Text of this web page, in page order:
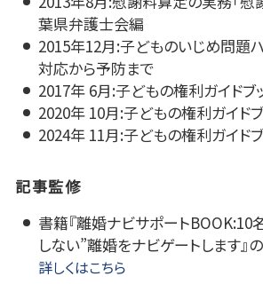
葉県弁護士会編
2015年12月:子どものいじめ問題ハ
対応から予防まで
2017年 6月:子どもの権利ガイドブ
2020年 10月:子どもの権利ガイドブ
2024年 11月:子どもの権利ガイドブ
記事監修
書籍『離婚ナビサポートBOOK:10
しない”離婚をナビゲートします』
詳しくはこちら